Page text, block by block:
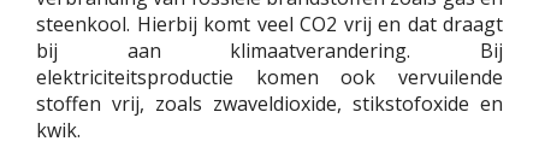
steenkool. Hierbij komt veel CO2 vrij en dat draagt
bij aan klimaatverandering. Bij
elektriciteitsproductie komen ook vervuilende
stoffen vrij, zoals zwaveldioxide, stikstofoxide en
kwik.